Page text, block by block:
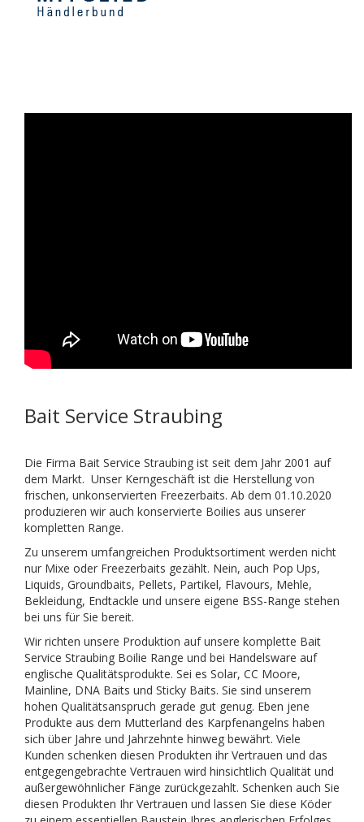
Bait Service Straubing
Die Firma Bait Service Straubing ist seit dem Jahr 2001 auf
dem Markt. Unser Kerngeschäft ist die Herstellung von
frischen, unkonservierten Freezerbaits. Ab dem 01.10.2020
produzieren wir auch konservierte Boilies aus unserer
kompletten Range.
Zu unserem umfangreichen Produktsortiment werden nicht
nur Mixe oder Freezerbaits gezählt. Nein, auch Pop Ups,
Liquids, Groundbaits, Pellets, Partikel, Flavours, Mehle,
Bekleidung, Endtackle und unsere eigene BSS-Range stehen
bei uns für Sie bereit.
Wir richten unsere Produktion auf unsere komplette Bait
Service Straubing Boilie Range und bei Handelsware auf
englische Qualitätsprodukte. Sei es Solar, CC Moore,
Mainline, DNA Baits und Sticky Baits. Sie sind unserem
hohen Qualitätsanspruch gerade gut genug. Eben jene
Produkte aus dem Mutterland des Karpfenangelns haben
sich über Jahre und Jahrzehnte hinweg bewährt. Viele
Kunden schenken diesen Produkten ihr Vertrauen und das
entgegengebrachte Vertrauen wird hinsichtlich Qualität und
außergewöhnlicher Fänge zurückgezahlt. Schenken auch Sie
diesen Produkten Ihr Vertrauen und lassen Sie diese Köder